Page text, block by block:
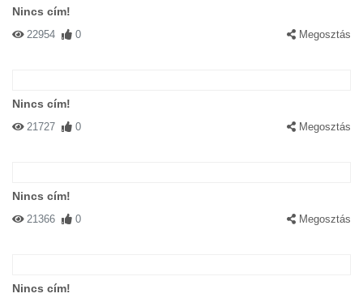
Nincs cím!
22954 0 Megosztás
Nincs cím!
21727 0 Megosztás
Nincs cím!
21366 0 Megosztás
Nincs cím!